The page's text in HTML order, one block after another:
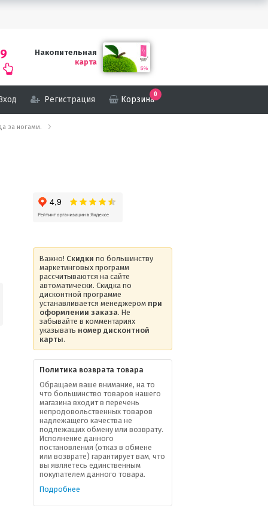
Накопительная
карта
Регистрация Корзина
0
за ногами.
Важно! Скидки по большинству
маркетинговых программ
рассчитываются на сайте
автоматически. Скидка по
дисконтной программе
устанавливается менеджером при
оформлении заказа. Не
забывайте в комментариях
указывать номер дисконтной
карты.
Политика возврата товара
Обращаем ваше внимание, на то
что большинство товаров нашего
магазина входит в перечень
непродовольственных товаров
надлежащего качества не
подлежащих обмену или возврату.
Исполнение данного
постановления (отказ в обмене
или возврате) гарантирует вам, что
вы являетесь единственным
покупателем данного товара.
Подробнее